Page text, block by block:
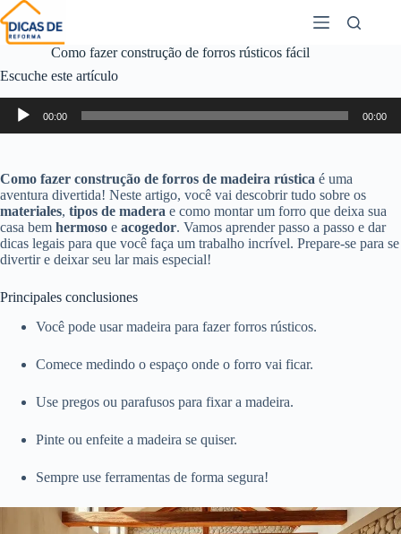
Como fazer construção de forros rústicos fácil
Escuche este artículo
Reproductor
audio
00:00 00:00
Como fazer construção de forros de madeira rústica é uma
aventura divertida! Neste artigo, você vai descobrir tudo sobre os
materiales, tipos de madera e como montar um forro que deixa sua
casa bem hermoso e acogedor. Vamos aprender passo a passo e dar
dicas legais para que você faça um trabalho incrível. Prepare-se para se
divertir e deixar seu lar mais especial!
Principales conclusiones
Você pode usar madeira para fazer forros rústicos.
Comece medindo o espaço onde o forro vai ficar.
Use pregos ou parafusos para fixar a madeira.
Pinte ou enfeite a madeira se quiser.
Sempre use ferramentas de forma segura!